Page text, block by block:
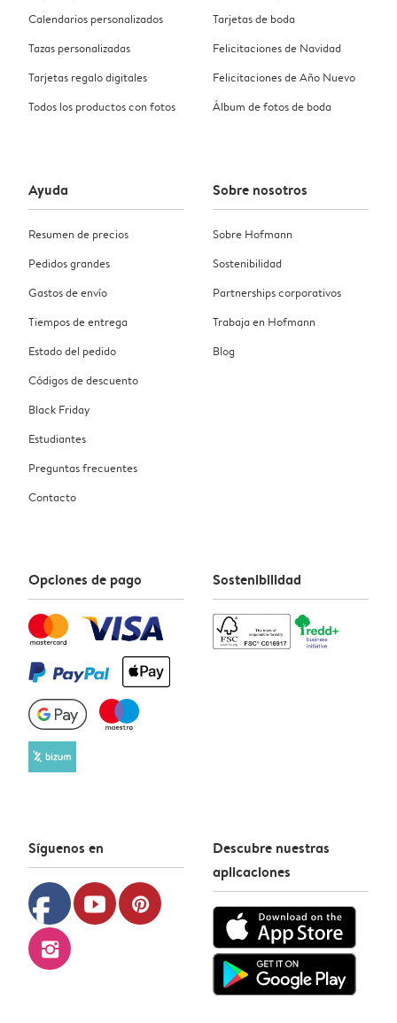
Calendarios personalizados
Tazas personalizadas
Tarjetas regalo digitales
Todos los productos con fotos
Tarjetas de boda
Felicitaciones de Navidad
Felicitaciones de Año Nuevo
Álbum de fotos de boda
Ayuda
Resumen de precios
Pedidos grandes
Gastos de envío
Tiempos de entrega
Estado del pedido
Códigos de descuento
Black Friday
Estudiantes
Preguntas frecuentes
Contacto
Sobre nosotros
Sobre Hofmann
Sostenibilidad
Partnerships corporativos
Trabaja en Hofmann
Blog
Opciones de pago Sostenibilidad
Síguenos en
facebook youtube pinterest
instagram
Descubre nuestras
aplicaciones